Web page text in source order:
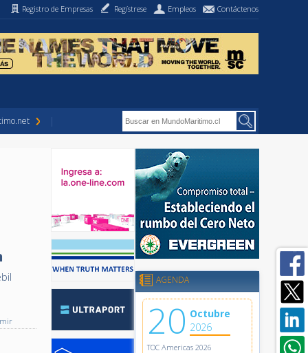
Registro de Empresas Regístrese Empleos Contáctenos
AGENDA
20 Octubre
2026
TOC Americas 2026